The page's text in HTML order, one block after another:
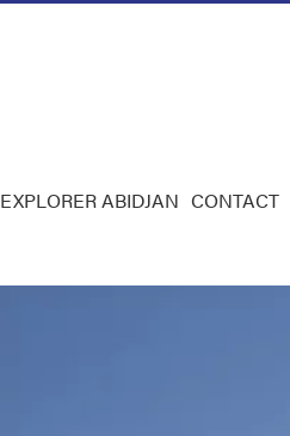
EXPLORER ABIDJAN CONTACT